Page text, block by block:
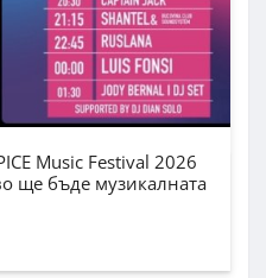
Music Festival 2026
ще бъде музикалната